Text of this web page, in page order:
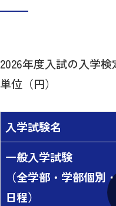
2026年度入試の入学
単位（円）
入学試験名
一般入学試験
（全学部・学部個別
日程）